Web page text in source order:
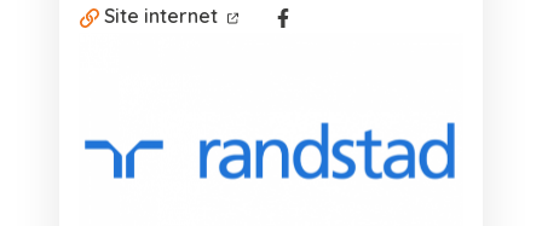
Site internet Facebook